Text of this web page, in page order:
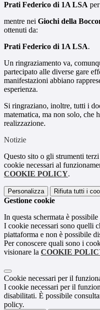
Prati Federico di 1A LSA
mentre nei Giochi della
ottenuti da:
Prati Federico di 1A LSA.
Un ringraziamento va,
partecipato alle diverse gare
manifestazioni abbiano
esperienza.
Si ringraziano, inoltre, tutti i
matematica, ma non solo, che
realizzazione.
Notizie
Questo sito o gli strumenti
cookie necessari al
COOKIE POLICY.
Personalizza Rifiuta tutti i
Gestione cookie
In questa schermata è
I cookie necessari sono quelli
piattaforma e non è possibile
Per conoscere quali sono i
visionare la COOKIE
Cookie necessari per il
I cookie necessari per il
disabilitati. È possibile
policy.